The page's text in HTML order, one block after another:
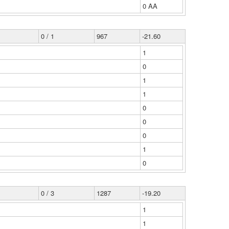
0 ΑΑ
0 / 1 967
-21.60
1
0
1
1
0
0
0
1
0
0 / 3 1287
-19.20
1
1